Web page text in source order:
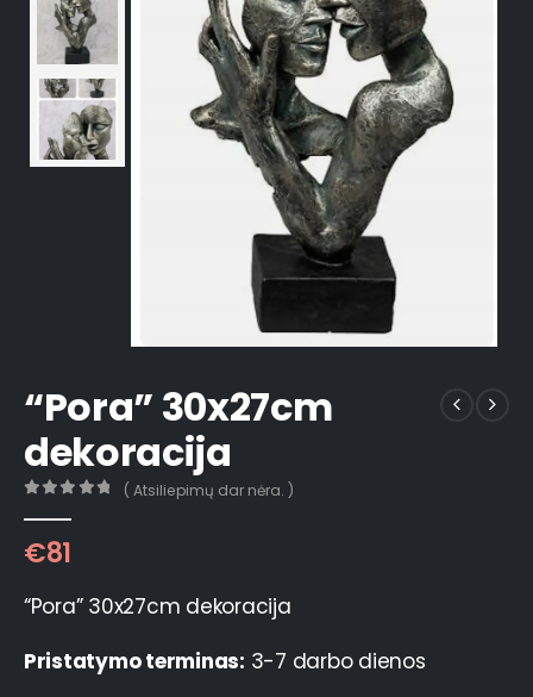
“Pora” 30x27cm
dekoracija
( Atsiliepimų dar nėra. )
€81
“Pora” 30x27cm dekoracija
Pristatymo terminas: 3-7 darbo dienos